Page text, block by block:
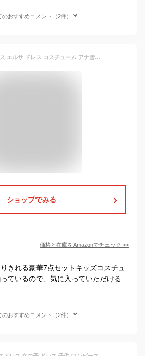
のおすすめコメント（2件）
子供 用 プリンセス エルサ ドレス コスチューム アナ雪エルサ ドレス 豪華7点セット ・アイスブルー ( プリンセスドレス , ハートのティアラ , 魔法のステッキ , 手袋 , ネックレス , リング , イヤリング）
ショップでみる
価格と在庫をAmazonでチェック >>
きれる豪華7点セットキッズコスチュ
ているので、気に入っていただける
のおすすめコメント（2件）